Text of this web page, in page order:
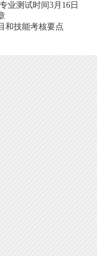
业测试时间3月16日
和技能考核要点